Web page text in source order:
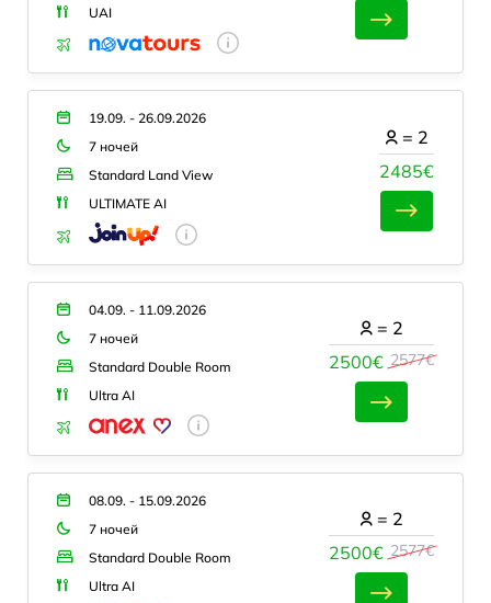
UAI
19.09. - 26.09.2026
7 ночей
Standard Land View
ULTIMATE AI
2485€
= 2
04.09. - 11.09.2026
7 ночей
Standard Double Room
Ultra AI
2500€ 2577€
= 2
08.09. - 15.09.2026
7 ночей
Standard Double Room
Ultra AI
2500€ 2577€
= 2